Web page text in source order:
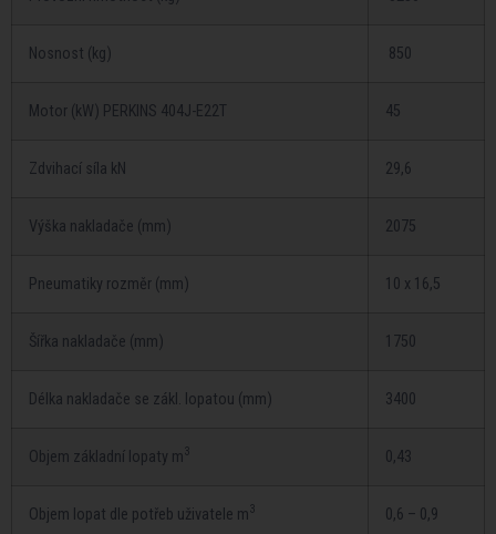
Nosnost (kg) 850
Motor (kW) PERKINS 404J-E22T 45
Zdvihací­ sí­la kN 29,6
Výška nakladače (mm) 2075
Pneumatiky rozměr (mm) 10 x 16,5
Ší­řka nakladače (mm) 1750
Délka nakladače se zákl. lopatou (mm) 3400
Objem základní­ lopaty m3 0,43
Objem lopat dle potřeb uživatele m3 0,6 – 0,9